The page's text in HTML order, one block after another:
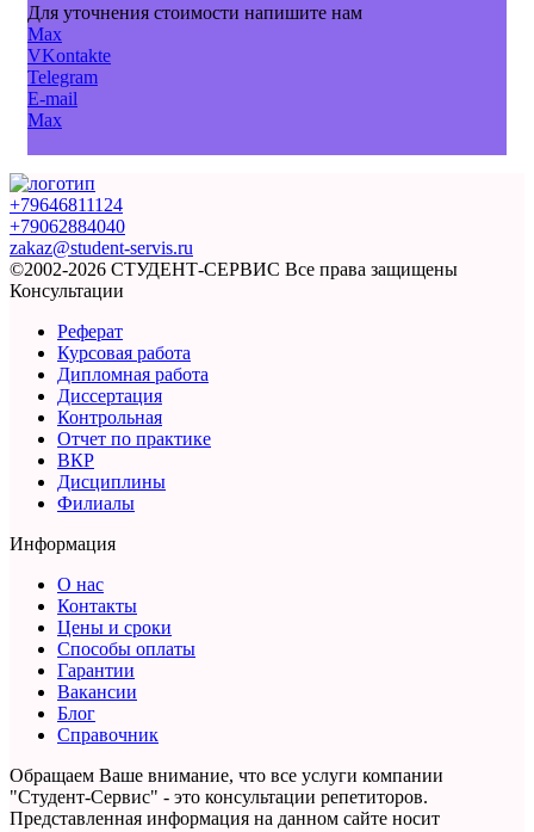
Для уточнения стоимости напишите нам
Max
VKontakte
Telegram
E-mail
Max
+79646811124
+79062884040
zakaz@student-servis.ru
©2002-2026 СТУДЕНТ-СЕРВИС Все права защищены
Консультации
Реферат
Курсовая работа
Дипломная работа
Диссертация
Контрольная
Отчет по практике
ВКР
Дисциплины
Филиалы
Информация
О нас
Контакты
Цены и сроки
Способы оплаты
Гарантии
Вакансии
Блог
Справочник
Обращаем Ваше внимание, что все услуги компании
"Студент-Сервис" - это консультации репетиторов.
Представленная информация на данном сайте носит